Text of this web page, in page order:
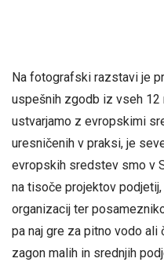
Na fotografski razstavi je
uspešnih zgodb iz vseh 12
ustvarjamo z evropskimi
uresničenih v praksi, je
evropskih sredstev smo v
na tisoče projektov
organizacij ter
pa naj gre za pitno vodo ali
zagon malih in srednjih